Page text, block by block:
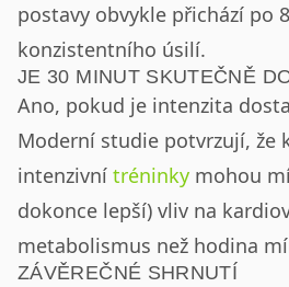
postavy obvykle přichází po
konzistentního úsilí.
JE 30 MINUT SKUTEČNĚ
Ano, pokud je intenzita
Moderní studie potvrzují, že
intenzivní tréninky mohou
dokonce lepší) vliv na
metabolismus než hodina
ZÁVĚREČNÉ SHRNUTÍ